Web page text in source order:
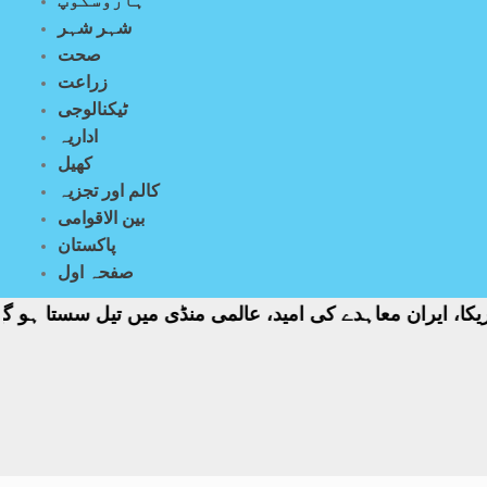
شہر شہر
صحت
زراعت
ٹیکنالوجی
اداریہ
کھیل
کالم اور تجزیہ
بین الاقوامی
پاکستان
صفحہ اول
معاہدے کی امید، عالمی منڈی میں تیل سستا ہو گیا -